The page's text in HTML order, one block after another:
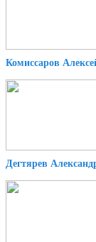
Комиссаров
Дегтярев